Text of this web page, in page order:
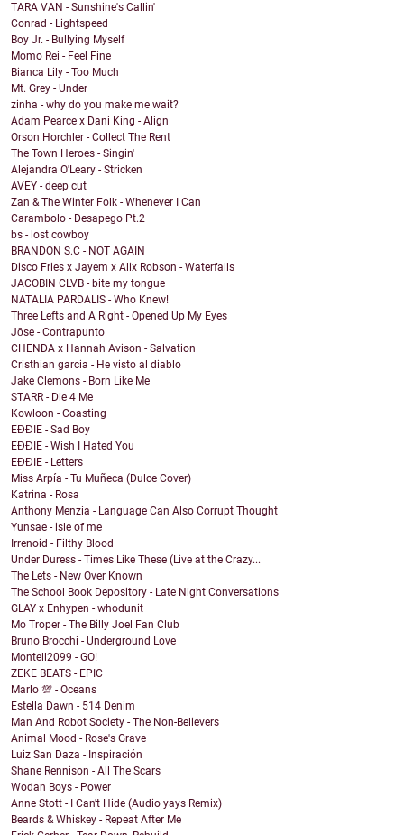
TARA VAN - Sunshine's Callin'
Conrad - Lightspeed
Boy Jr. - Bullying Myself
Momo Rei - Feel Fine
Bianca Lily - Too Much
Mt. Grey - Under
zinha - why do you make me wait?
Adam Pearce x Dani King - Align
Orson Horchler - Collect The Rent
The Town Heroes - Singin'
Alejandra O'Leary - Stricken
AVEY - deep cut
Zan & The Winter Folk - Whenever I Can
Carambolo - Desapego Pt.2
bs - lost cowboy
BRANDON S.C - NOT AGAIN
Disco Fries x Jayem x Alix Robson - Waterfalls
JACOBIN CLVB - bite my tongue
NATALIA PARDALIS - Who Knew!
Three Lefts and A Right - Opened Up My Eyes
Jōse - Contrapunto
CHENDA x Hannah Avison - Salvation
Cristhian garcia - He visto al diablo
Jake Clemons - Born Like Me
STARR - Die 4 Me
Kowloon - Coasting
EĐĐIE - Sad Boy
EĐĐIE - Wish I Hated You
EĐĐIE - Letters
Miss Arpía - Tu Muñeca (Dulce Cover)
Katrina - Rosa
Anthony Menzia - Language Can Also Corrupt Thought
Yunsae - isle of me
Irrenoid - Filthy Blood
Under Duress - Times Like These (Live at the Crazy...
The Lets - New Over Known
The School Book Depository - Late Night Conversations
GLAY x Enhypen - whodunit
Mo Troper - The Billy Joel Fan Club
Bruno Brocchi - Underground Love
Montell2099 - GO!
ZEKE BEATS - EPIC
Marlo 💯 - Oceans
Estella Dawn - 514 Denim
Man And Robot Society - The Non-Believers
Animal Mood - Rose's Grave
Luiz San Daza - Inspiración
Shane Rennison - All The Scars
Wodan Boys - Power
Anne Stott - I Can't Hide (Audio yays Remix)
Beards & Whiskey - Repeat After Me